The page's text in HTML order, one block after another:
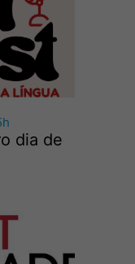
dia de